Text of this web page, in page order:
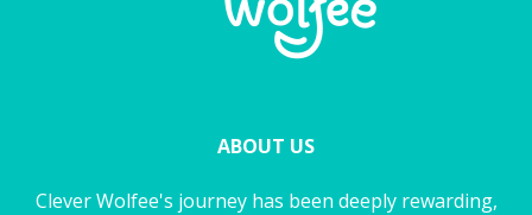
ABOUT US
Clever Wolfee's journey has been deeply rewarding,